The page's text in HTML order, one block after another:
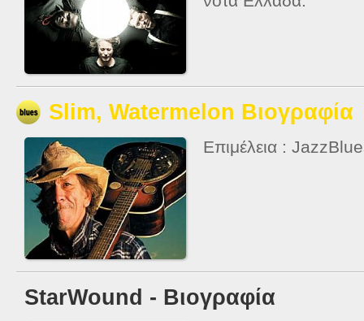
Slim, Watermelon Βιογραφία
Επιμέλεια :
StarWound - Βιογραφία